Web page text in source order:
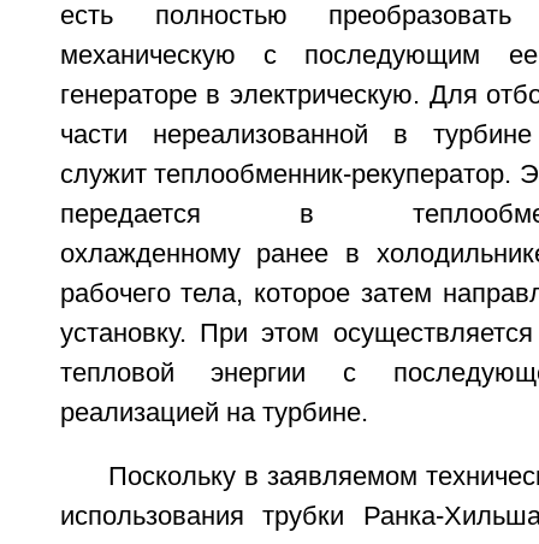
есть полностью
механическую с последующим
генераторе в электрическую. Для
части нереализованной в
служит теплообменник-рекуператор.
передается в
охлажденному ранее в
рабочего тела, которое затем
установку. При этом
тепловой энергии с
реализацией на турбине.
Поскольку в заявляемом
использования трубки Ранка-